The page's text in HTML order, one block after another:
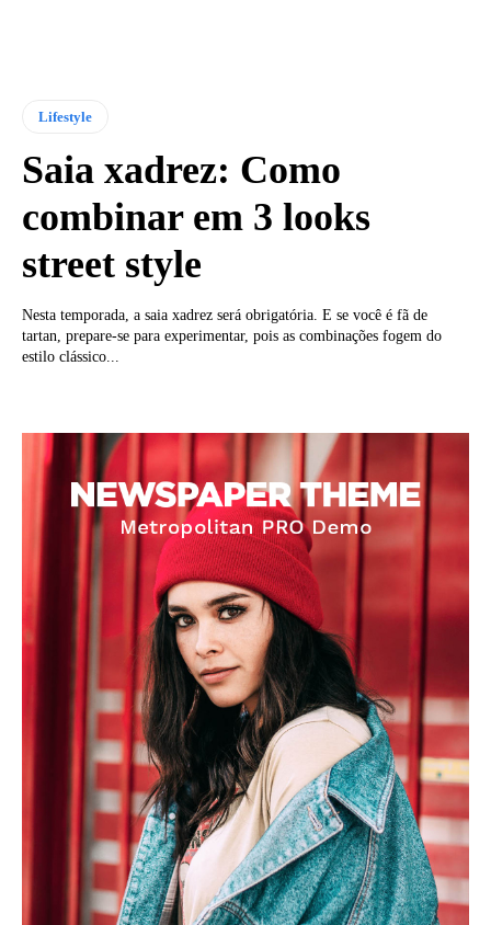
Lifestyle
Saia xadrez: Como
combinar em 3 looks
street style
Nesta temporada, a saia xadrez será obrigatória. E se você é fã de
tartan, prepare-se para experimentar, pois as combinações fogem do
estilo clássico...